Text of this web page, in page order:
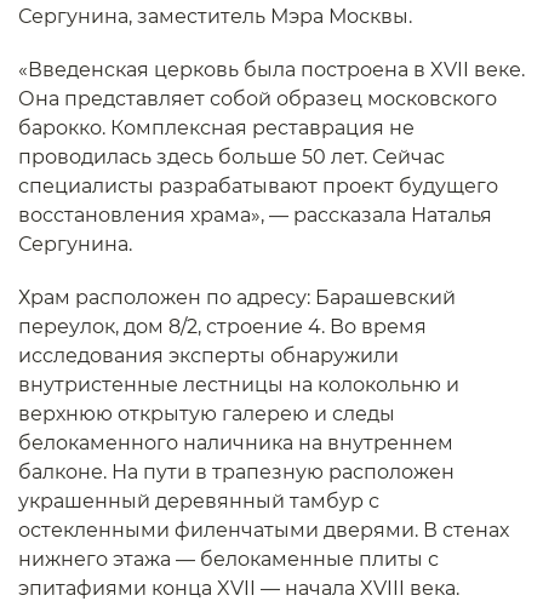
Сергунина, заместитель Мэра Москвы.
«Введенская церковь была построена в XVII веке.
Она представляет собой образец московского
барокко. Комплексная реставрация не
проводилась здесь больше 50 лет. Сейчас
специалисты разрабатывают проект будущего
восстановления храма», — рассказала Наталья
Сергунина.
Храм расположен по адресу: Барашевский
переулок, дом 8/2, строение 4. Во время
исследования эксперты обнаружили
внутристенные лестницы на колокольню и
верхнюю открытую галерею и следы
белокаменного наличника на внутреннем
балконе. На пути в трапезную расположен
украшенный деревянный тамбур с
остекленными филенчатыми дверями. В стенах
нижнего этажа — белокаменные плиты с
эпитафиями конца XVII — начала XVIII века.